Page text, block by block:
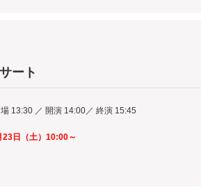
ート
13:30 ／ 開演 14:00／ 終演 15:45
日（土）10:00～